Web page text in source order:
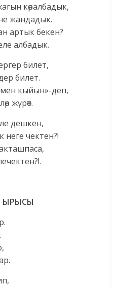
көралбадык,
жандадык.
артык бекен?
албадык.
билет,
билет.
кыйын»-деп,
жүрөт.
дешкен,
неге чектен?!
ЫРЫСЫ